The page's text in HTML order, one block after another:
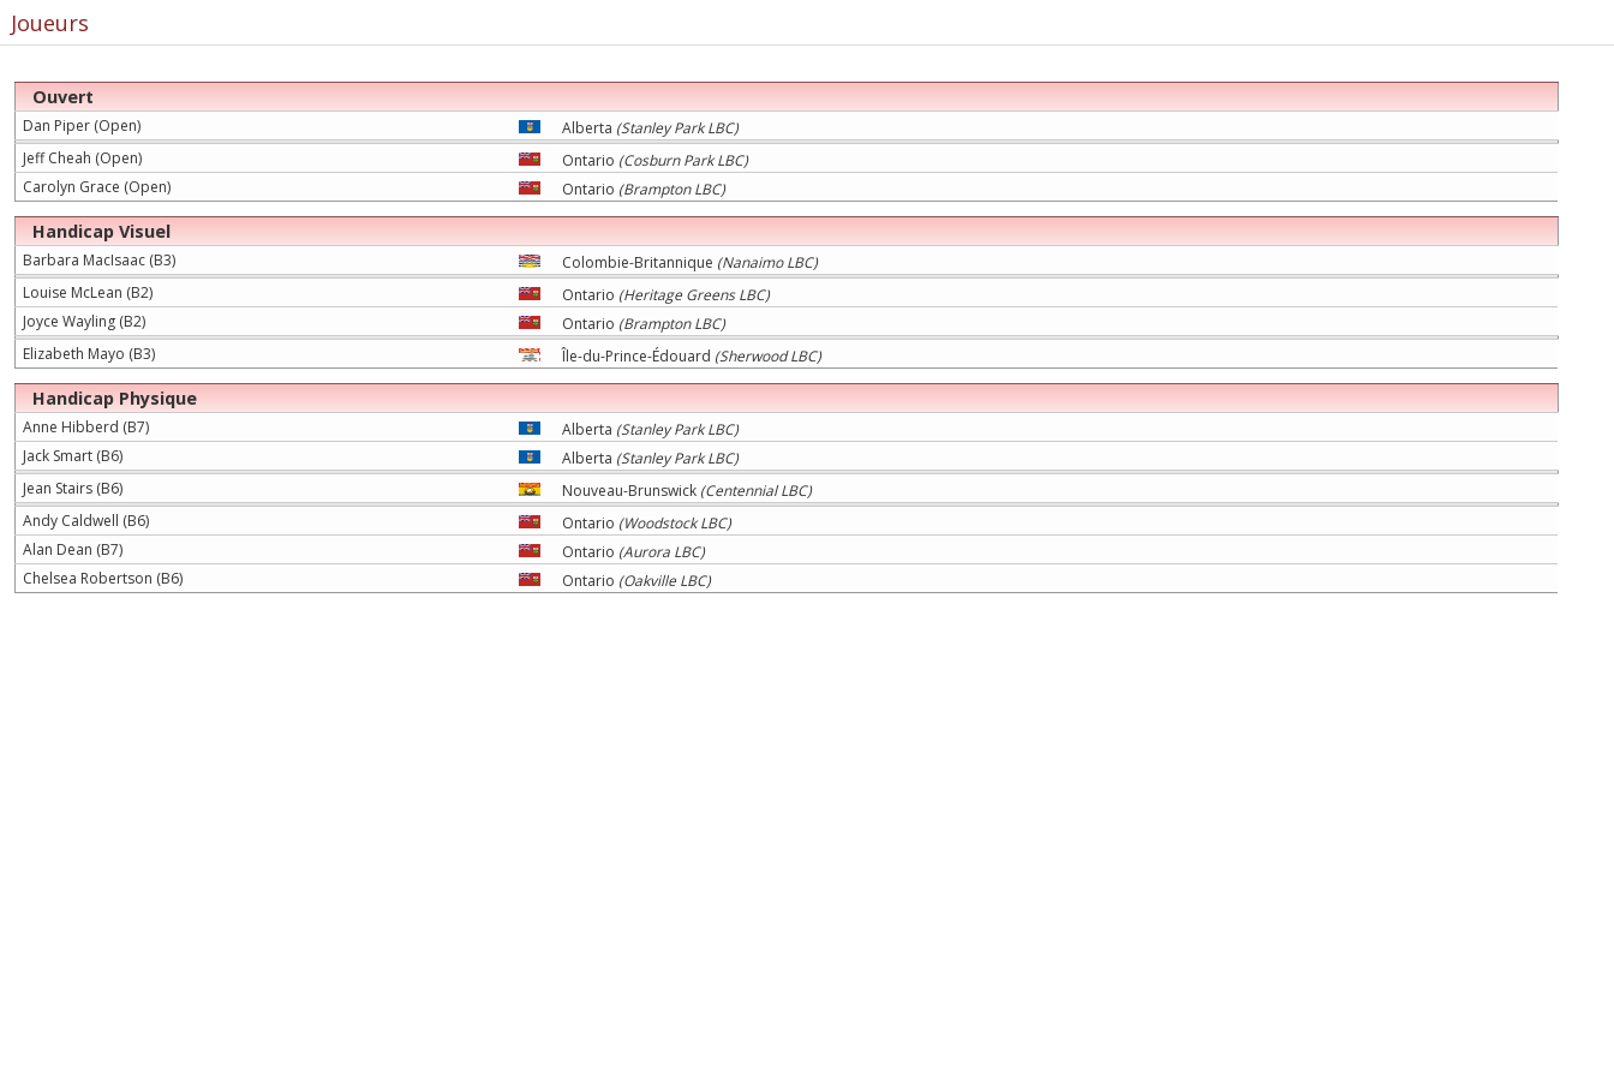
Joueurs
Ouvert
Dan Piper (Open) Alberta (Stanley Park LBC)
Jeff Cheah (Open)
Ontario (Cosburn Park LBC)
Carolyn Grace (Open)
Ontario (Brampton LBC)
Handicap Visuel
Barbara MacIsaac (B3) Colombie-Britannique (Nanaimo LBC)
Louise McLean (B2)
Ontario (Heritage Greens LBC)
Joyce Wayling (B2)
Ontario (Brampton LBC)
Elizabeth Mayo (B3)
Île-du-Prince-Édouard (Sherwood LBC)
Handicap Physique
Anne Hibberd (B7) Alberta (Stanley Park LBC)
Jack Smart (B6)
Alberta (Stanley Park LBC)
Jean Stairs (B6)
Nouveau-Brunswick(Centennial LBC)
Andy Caldwell (B6)
Ontario (Woodstock LBC)
Alan Dean (B7)
Ontario (Aurora LBC)
Chelsea Robertson (B6)
Ontario (Oakville LBC)